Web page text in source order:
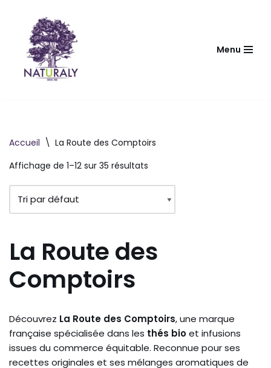
contenu
Menu
Accueil \ La Route des Comptoirs
Affichage de 1–12 sur 35 résultats
La Route des
Comptoirs
Découvrez La Route des Comptoirs, une marque
française spécialisée dans les thés bioet infusions
issues du commerce équitable. Reconnue pour ses
recettes originales et ses mélanges aromatiques de